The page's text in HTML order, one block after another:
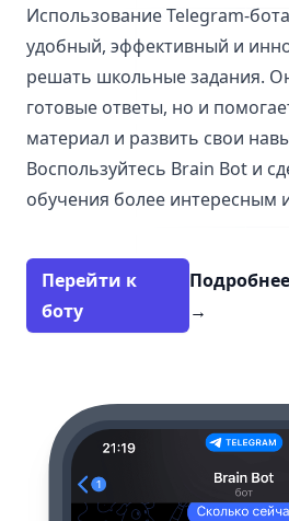
Использование Telegram-
удобный, эффективный и
решать школьные задания.
готовые ответы, но и
материал и развить свои
Воспользуйтесь Brain Bot и
обучения более интересным
Перейти к
боту
→